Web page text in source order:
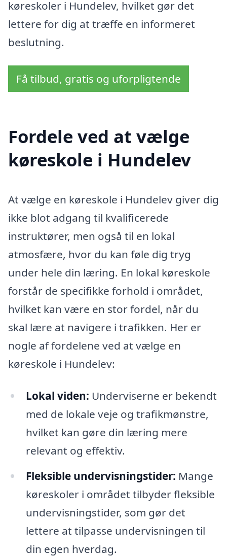
køreskoler i Hundelev, hvilket gør det
lettere for dig at træffe en informeret
beslutning.
Få tilbud, gratis og uforpligtende
Fordele ved at vælge
køreskole i Hundelev
At vælge en køreskole i Hundelev giver dig
ikke blot adgang til kvalificerede
instruktører, men også til en lokal
atmosfære, hvor du kan føle dig tryg
under hele din læring. En lokal køreskole
forstår de specifikke forhold i området,
hvilket kan være en stor fordel, når du
skal lære at navigere i trafikken. Her er
nogle af fordelene ved at vælge en
køreskole i Hundelev:
Lokal viden: Underviserne er bekendt
med de lokale veje og trafikmønstre,
hvilket kan gøre din læring mere
relevant og effektiv.
Fleksible undervisningstider: Mange
køreskoler i området tilbyder fleksible
undervisningstider, som gør det
lettere at tilpasse undervisningen til
din egen hverdag.